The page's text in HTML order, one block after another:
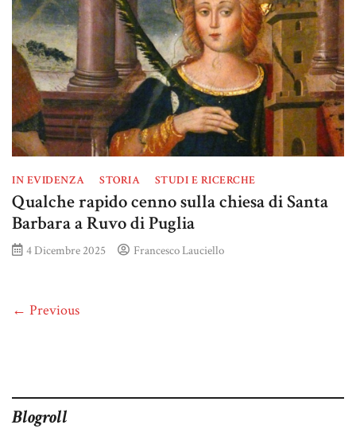
IN EVIDENZA STORIA STUDI E RICERCHE
Qualche rapido cenno sulla chiesa di Santa
Barbara a Ruvo di Puglia
4 Dicembre 2025 Francesco Lauciello
← Previous
Blogroll